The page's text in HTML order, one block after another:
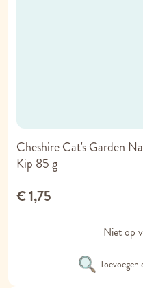
Cheshire Cat's Garden
Kip 85 g
€ 1,75
Niet op